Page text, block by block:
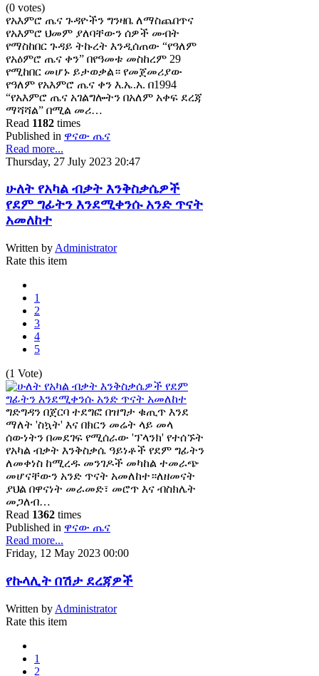
(0 votes)
የአእምሮ ጤና ጉዳዮችን ግንዛቤ ለማስጨበጥና
የአእምሮ ህመም ያለባቸውን ሰዎች መብት
የማስከበር ጉዳይ ትኩረት እንዲሰጠው “የዓለም
የአዕምሮ ጤና ቀን” በየዓመቱ መስከረም 29
የሚከበር መሆኑ ይታወቃል። የመጀመሪያው
የዓለም የአእምሮ ጤና ቀን እ.ኤ.አ. በ1994
“የአእምሮ ጤና አገልግሎትን በአለም አቀፍ ደረጃ
ማሻሻል” በሚል መሪ…
Read 1182 times
Published in ዋናው ጤና
Read more...
Thursday, 27 July 2023 20:47
ሁለት የአካል ብቃት እንቅስቃሴዎች
የደም ግፊትን እንደሚቀንሱ አንድ ጥናት
አመለከተ
Written by Administrator
Rate this item
1
2
3
4
5
(1 Vote)
ግድግዳን በጀርባ ተደግፎ በዝግታ ቁጢጥ እንደ
ማለት 'ስኳት' እና በክርን መሬት ላይ መላ
ሰውነትን በመደገፍ የሚሰራው 'ፕላንክ' የተሰኙት
የአካል ብቃት እንቅስቃሴ ዓይነቶች የደም ግፊትን
ለመቀነስ ከሚረዱ መንገዶች መካከል ተመራጭ
መሆናቸውን አንድ ጥናት አመለከተ።ለዘመናት
ያህል በዋናነት መራመድ፣ መሮጥ እና ብስክሌት
መጋለብ…
Read 1362 times
Published in ዋናው ጤና
Read more...
Friday, 12 May 2023 00:00
የኩላሊት በሽታ ደረጃዎች
Written by Administrator
Rate this item
1
2